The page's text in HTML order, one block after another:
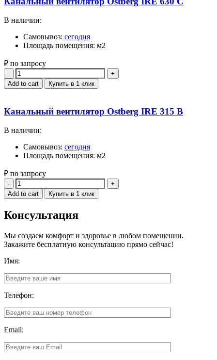
В наличии:
Самовывоз: сегодня
Площадь помещения: м2
₽ по запросу
Quantity
Add to cart Купить в 1 клик
Канальный вентилятор Ostberg IRE 315 B
В наличии:
Самовывоз: сегодня
Площадь помещения: м2
₽ по запросу
Quantity
Add to cart Купить в 1 клик
Консультация
Мы создаем комфорт и здоровье в любом помещении.
Закажите бесплатную консультацию прямо сейчас!
Имя:
Телефон:
Email: